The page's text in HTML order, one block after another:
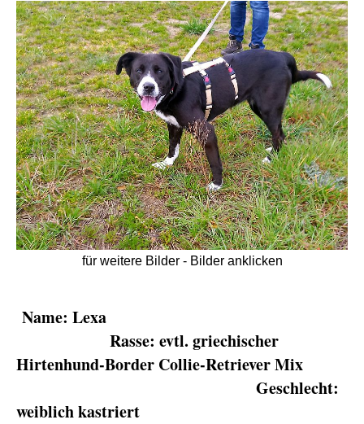
für weitere Bilder - Bilder anklicken
Name: Lexa
Rasse: evtl. griechischer
Hirtenhund-Border Collie-Retriever Mix
Geschlecht:
weiblich kastriert